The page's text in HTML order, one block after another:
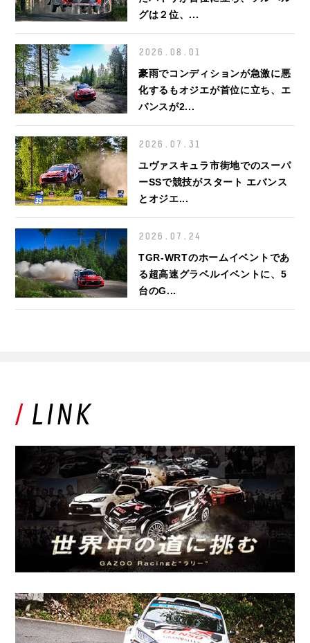
グは２位、...
2026.08.01
豪雨でコンディションが急激に悪
化するもオジエが首位に立ち、エ
バンスが2...
2026.07.31
ユヴァスキュラ市街地でのスーパ
ーSSで競技がスタート エバンス
とオジエ...
2026.07.24
TGR-WRTのホームイベントであ
る超高速グラベルイベントに、5
台のG...